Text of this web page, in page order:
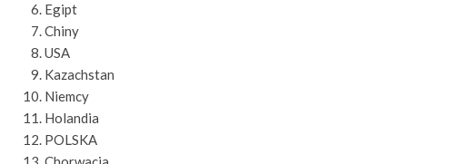
Egipt
Chiny
USA
Kazachstan
Niemcy
Holandia
POLSKA